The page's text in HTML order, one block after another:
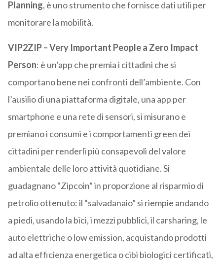
Planning, è uno strumento che fornisce dati utili per
monitorare la mobilità.
VIP2ZIP – Very Important People a Zero Impact
Person: è un’app che premia i cittadini che si
comportano bene nei confronti dell’ambiente. Con
l’ausilio di una piattaforma digitale, una app per
smartphone e una rete di sensori, si misurano e
premiano i consumi e i comportamenti green dei
cittadini per renderli più consapevoli del valore
ambientale delle loro attività quotidiane. Si
guadagnano “Zipcoin” in proporzione al risparmio di
petrolio ottenuto: il “salvadanaio” si riempie andando
a piedi, usando la bici, i mezzi pubblici, il carsharing, le
auto elettriche o low emission, acquistando prodotti
ad alta efficienza energetica o cibi biologici certificati,